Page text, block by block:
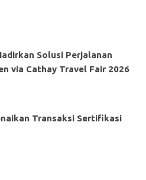
Solusi Perjalanan
via Cathay Travel Fair 2026
Transaksi Sertifikasi